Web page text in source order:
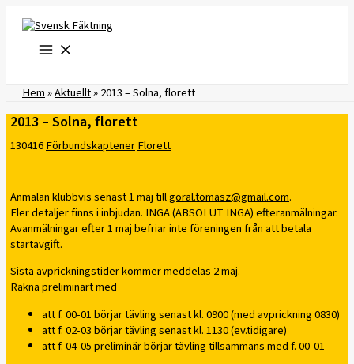
innehåll
Hem»Aktuellt»2013 – Solna, florett
2013 – Solna, florett
130416FörbundskaptenerFlorett
Anmälan klubbvis senast 1 maj tillgoral.tomasz@gmail.com.
Fler detaljer finns i inbjudan. INGA (ABSOLUT INGA) efteranmälningar.
Avanmälningar efter 1 maj befriar inte föreningen från att betala
startavgift.
Sista avprickningstider kommer meddelas 2 maj.
Räkna preliminärt med
att f. 00-01 börjar tävling senast kl. 0900 (med avprickning 0830)
att f. 02-03 börjar tävling senast kl. 1130 (ev.tidigare)
att f. 04-05 preliminär börjar tävling tillsammans med f. 00-01